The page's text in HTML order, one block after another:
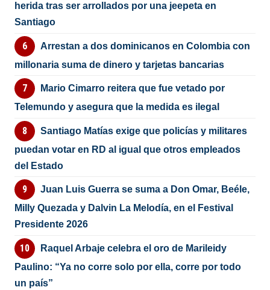
herida tras ser arrollados por una jeepeta en
Santiago
Arrestan a dos dominicanos en Colombia con
millonaria suma de dinero y tarjetas bancarias
Mario Cimarro reitera que fue vetado por
Telemundo y asegura que la medida es ilegal
Santiago Matías exige que policías y militares
puedan votar en RD al igual que otros empleados
del Estado
Juan Luis Guerra se suma a Don Omar, Beéle,
Milly Quezada y Dalvin La Melodía, en el Festival
Presidente 2026
Raquel Arbaje celebra el oro de Marileidy
Paulino: “Ya no corre solo por ella, corre por todo
un país”